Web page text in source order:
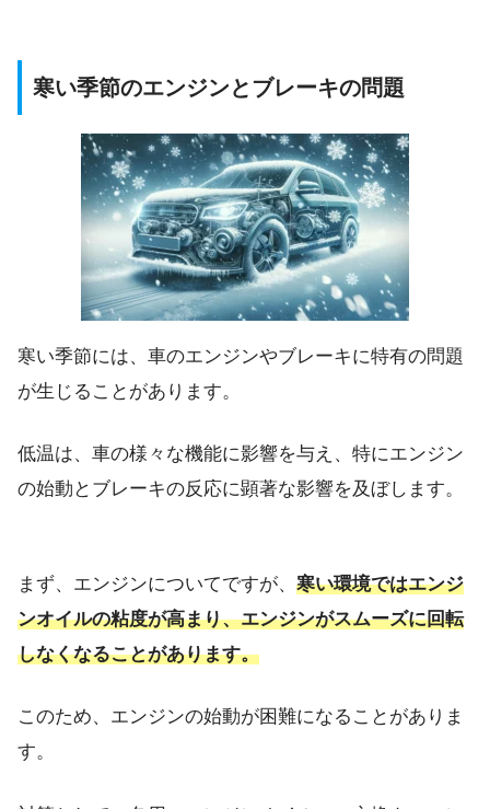
寒い季節のエンジンとブレーキの問題
寒い季節には、車のエンジンやブレーキに特有の問題
が生じることがあります。
低温は、車の様々な機能に影響を与え、特にエンジン
の始動とブレーキの反応に顕著な影響を及ぼします。
まず、エンジンについてですが、 寒い環境ではエンジ
ンオイルの粘度が高まり、エンジンがスムーズに回転
しなくなることがあります。
このため、エンジンの始動が困難になることがありま
す。